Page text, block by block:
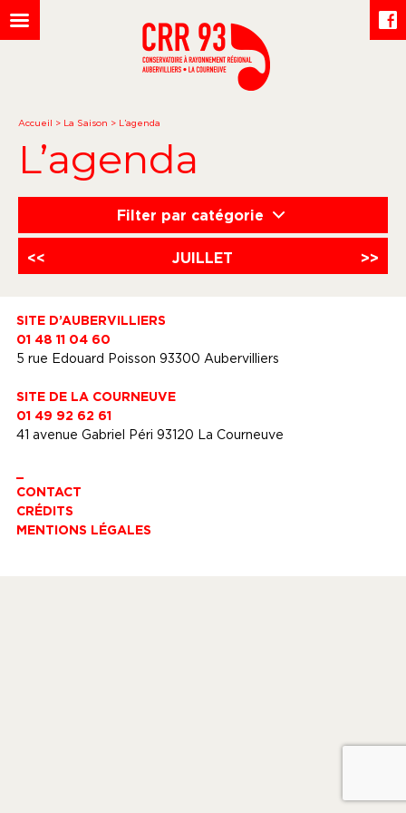
Accueil > La Saison > L’agenda
L’agenda
Filter par catégorie
<< JUILLET >>
SITE D’AUBERVILLIERS
01 48 11 04 60
5 rue Edouard Poisson 93300 Aubervilliers
SITE DE LA COURNEUVE
01 49 92 62 61
41 avenue Gabriel Péri 93120 La Courneuve
CONTACT
CRÉDITS
MENTIONS LÉGALES